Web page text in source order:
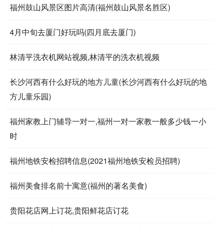
福州鼓山风景区图片高清(福州鼓山风景名胜区)
4月中旬去厦门好玩吗(四月底去厦门)
林清平洗衣机网站视频,林清平的洗衣机视频
长沙河西有什么好玩的地方儿童(长沙河西有什么好玩的地
方儿童乐园)
福州家教上门辅导一对一,福州一对一家教一般多少钱一小
时
福州地铁安检招聘信息(2021福州地铁安检员招聘)
福州美食排名前十寓意(福州的著名美食)
贵阳花店网上订花,贵阳鲜花店订花